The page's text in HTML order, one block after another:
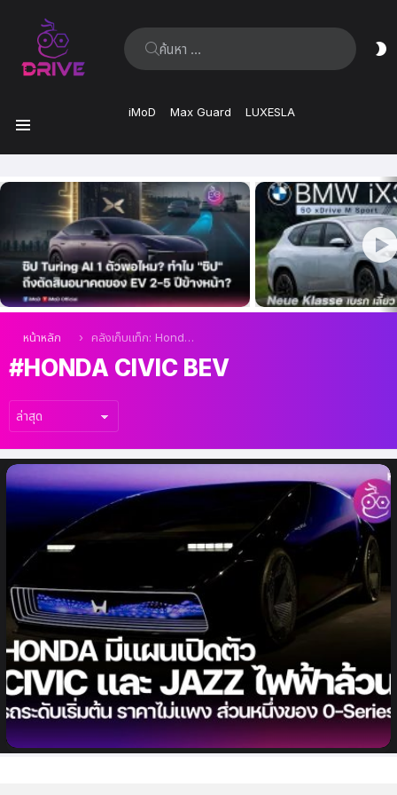
ค้นหา:
iMoD Max Guard LUXESLA
ล่าสุด
คุณอยู่ที่นี่:
หน้าหลัก คลังเก็บแท็ก: Honda Civic BEV
HONDA CIVIC BEV
เรื่อง
ล่าสุด
Honda มีแผนเปิดตัว Civic และ Jazz ไฟฟ้า
ล้วน ราคาไม่แพง ขยายกลุ่มรถยนต์ไฟฟ้าใน 0
Series ใหม่